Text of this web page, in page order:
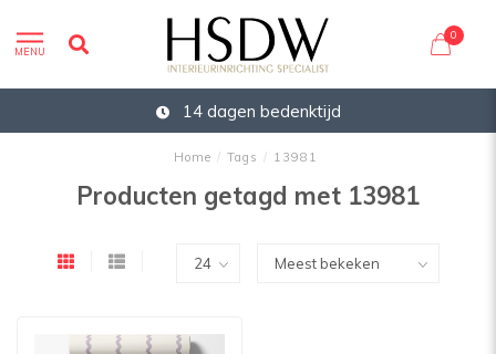
MENU
0
14 dagen bedenktijd
Home / Tags / 13981
Producten getagd met 13981